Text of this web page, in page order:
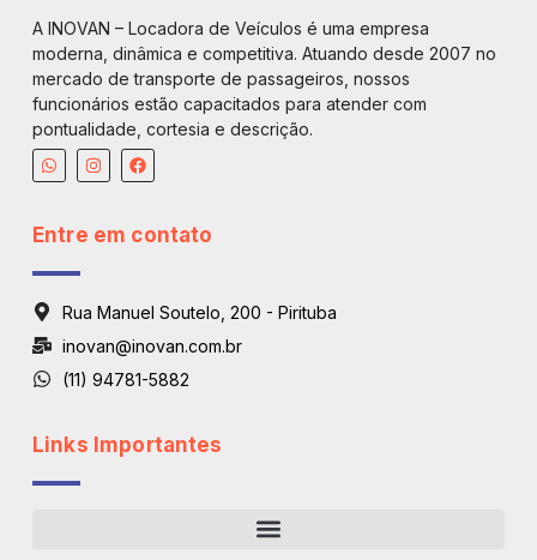
A INOVAN – Locadora de Veículos é uma empresa
moderna, dinâmica e competitiva. Atuando desde 2007 no
mercado de transporte de passageiros, nossos
funcionários estão capacitados para atender com
pontualidade, cortesia e descrição.
Entre em contato
Rua Manuel Soutelo, 200 - Pirituba
inovan@inovan.com.br
(11) 94781-5882
Links Importantes